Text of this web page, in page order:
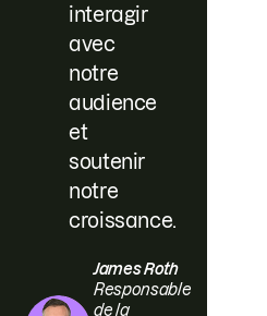
interagir
avec
notre
audience
et
soutenir
notre
croissance.
James Roth
Responsable
de la